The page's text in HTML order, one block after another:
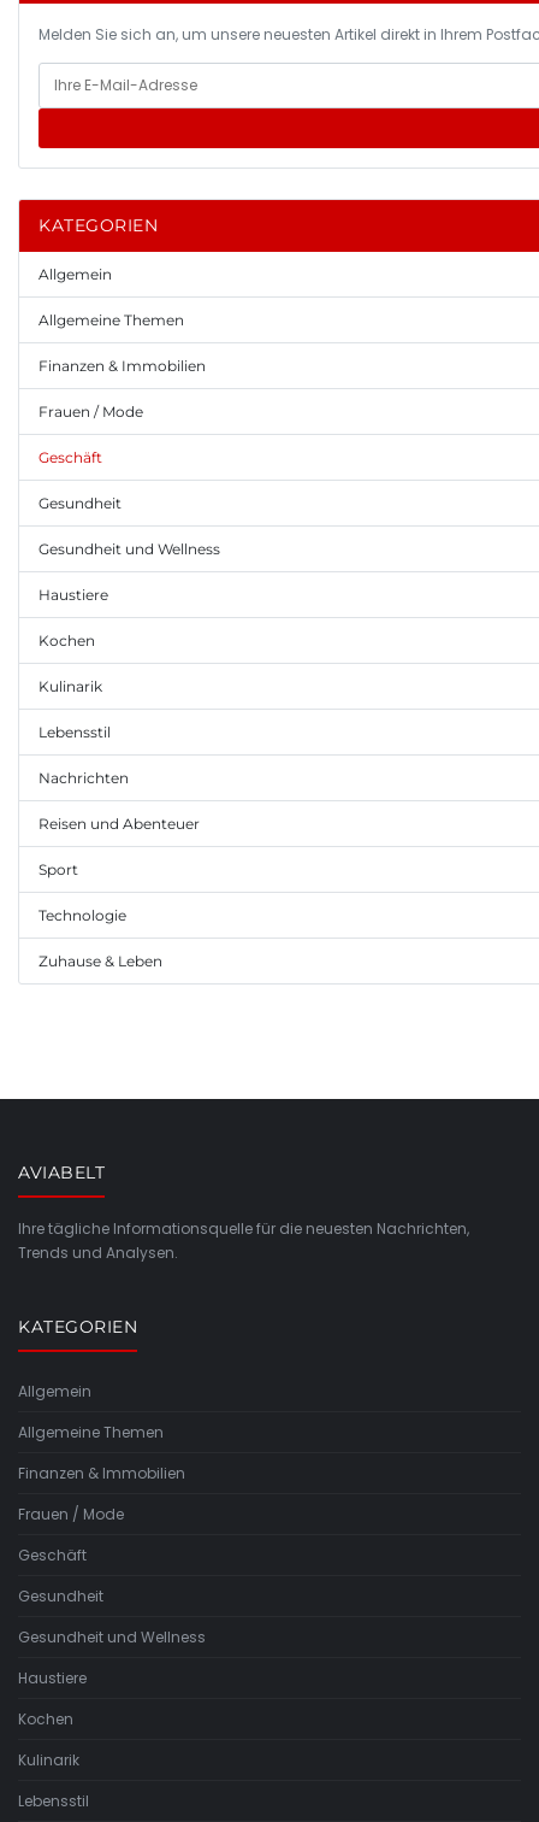
Melden Sie sich an, um unsere neuesten Artikel direkt in Ihrem
KATEGORIEN
Allgemein
Allgemeine Themen
Finanzen & Immobilien
Frauen / Mode
Geschäft
Gesundheit
Gesundheit und Wellness
Haustiere
Kochen
Kulinarik
Lebensstil
Nachrichten
Reisen und Abenteuer
Sport
Technologie
Zuhause & Leben
AVIABELT
Ihre tägliche Informationsquelle für die neuesten Nachrichten,
Trends und Analysen.
KATEGORIEN
Allgemein
Allgemeine Themen
Finanzen & Immobilien
Frauen / Mode
Geschäft
Gesundheit
Gesundheit und Wellness
Haustiere
Kochen
Kulinarik
Lebensstil